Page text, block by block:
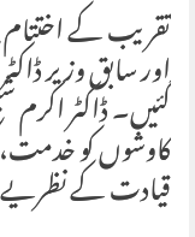
تقریب کے
اور سابق وزیر
گئیں۔ ڈاکٹر اکرم
کاوشوں کو
قیادت کے